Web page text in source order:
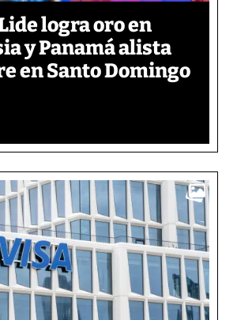
logra oro en
y Panamá alista
en Santo Domingo